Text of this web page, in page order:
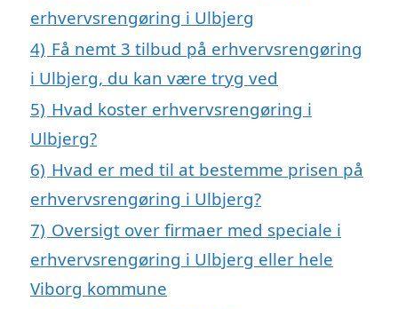
erhvervsrengøring i Ulbjerg
4) Få nemt 3 tilbud på erhvervsrengøring
i Ulbjerg, du kan være tryg ved
5) Hvad koster erhvervsrengøring i
Ulbjerg?
6) Hvad er med til at bestemme prisen på
erhvervsrengøring i Ulbjerg?
7) Oversigt over firmaer med speciale i
erhvervsrengøring i Ulbjerg eller hele
Viborg kommune